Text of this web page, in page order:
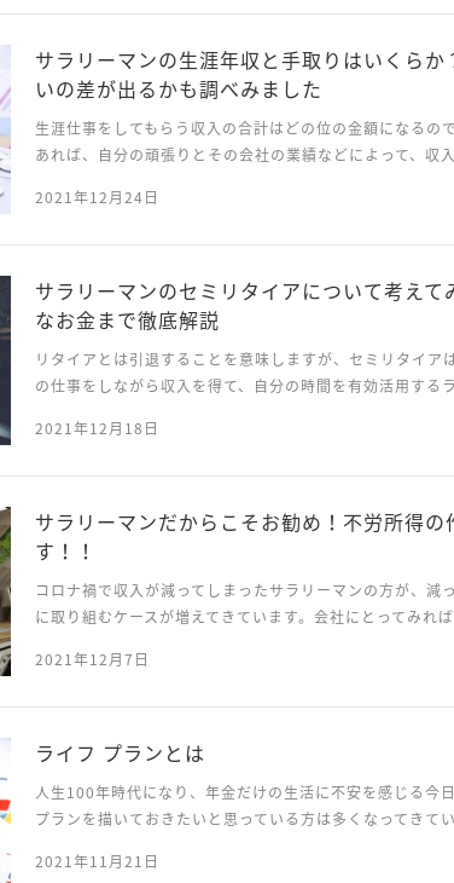
サラリーマンの生涯年収と手取りはいくらか
いの差が出るかも調べみました
生涯仕事をしてもらう収入の合計はどの位の金額になるの
あれば、自分の頑張りとその会社の業績などによって、収
なサラリーマンの生涯年収、税金や保険などを差し引いた手
2021年12月24日
サラリーマンのセミリタイアについて考えて
なお金まで徹底解説
リタイアとは引退することを意味しますが、セミリタイア
の仕事をしながら収入を得て、自分の時間を有効活用する
リタイアのために必要なお金について解説して行きます。
2021年12月18日
サラリーマンだからこそお勧め！不労所得の
す！！
コロナ禍で収入が減ってしまったサラリーマンの方が、減
に取り組むケースが増えてきています。会社にとってみれ
を支援しているケースもあります。 しかし、副業をするに
2021年12月7日
ライフ プランとは
人生100年時代になり、年金だけの生活に不安を感じる今
プランを描いておきたいと思っている方は多くなってきて
章ではライフプランをどう考えていくべきかということに
2021年11月21日